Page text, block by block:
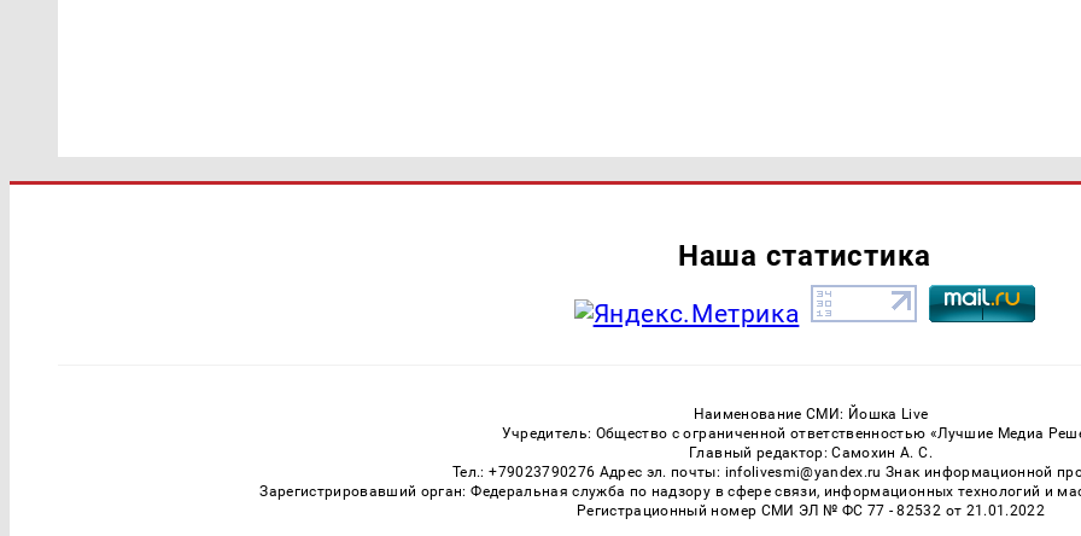
Наша статистика
Наименование СМИ: Йошка Live
Учредитель: Общество с ограниченной ответственностью «Лучшие Медиа
Главный редактор: Самохин А. С.
Тел.: +79023790276 Адрес эл. почты: infolivesmi@yandex.ru Знак информационной
Зарегистрировавший орган: Федеральная служба по надзору в сфере связи, информационных технологий и
Регистрационный номер СМИ ЭЛ № ФС 77 - 82532 от 21.01.2022